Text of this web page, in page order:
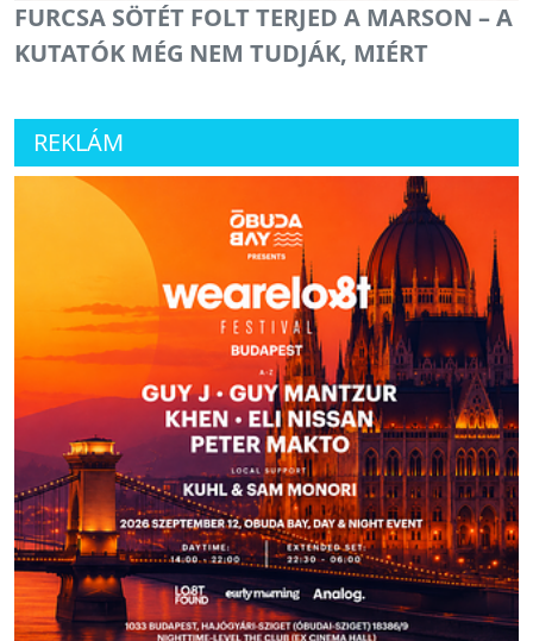
FURCSA SÖTÉT FOLT TERJED A MARSON – A
KUTATÓK MÉG NEM TUDJÁK, MIÉRT
REKLÁM